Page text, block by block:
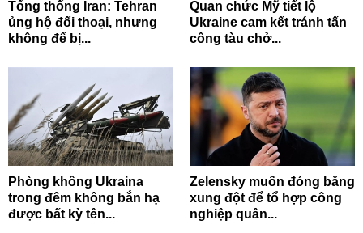
Tổng thống Iran: Tehran
ủng hộ đối thoại, nhưng
không để bị...
Quan chức Mỹ tiết lộ
Ukraine cam kết tránh tấn
công tàu chở...
Phòng không Ukraina
trong đêm không bắn hạ
được bất kỳ tên...
Zelensky muốn đóng băng
xung đột để tổ hợp công
nghiệp quân...